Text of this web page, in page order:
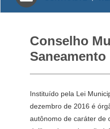
navigation
Conselho
Instituído pela Lei
dezembro de 2016 é
autônomo de caráter de